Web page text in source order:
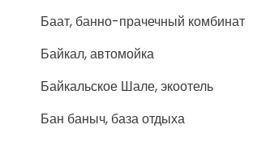
Баат, банно-прачечный комбинат
Байкал, автомойка
Байкальское Шале, экоотель
Бан баныч, база отдыха